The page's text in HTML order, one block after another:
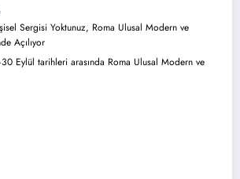
Sergisi Yoktunuz, Roma Ulusal Modern ve
Açılıyor
Eylül tarihleri arasında Roma Ulusal Modern ve